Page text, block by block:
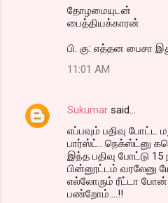
தோழமையுடன்
பைத்தியக்காரன்
பி. கு: எத்தன பைசா
11:01 AM
Sukumar said…
எப்பவும் பதிவு போட்ட
பார்ஸ்ட்.. நெக்ஸ்ட்னு
இந்த பதிவு போட்டு
பின்னூட்டம் வரலேனு
எல்லோரும் ரீட்டா போன்
பண்றோம்....!!